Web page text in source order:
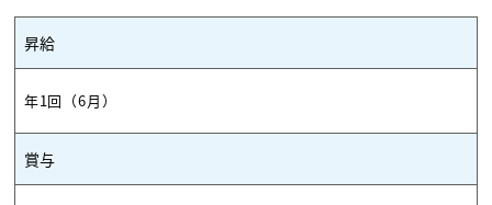
昇給
年1回（6月）
賞与